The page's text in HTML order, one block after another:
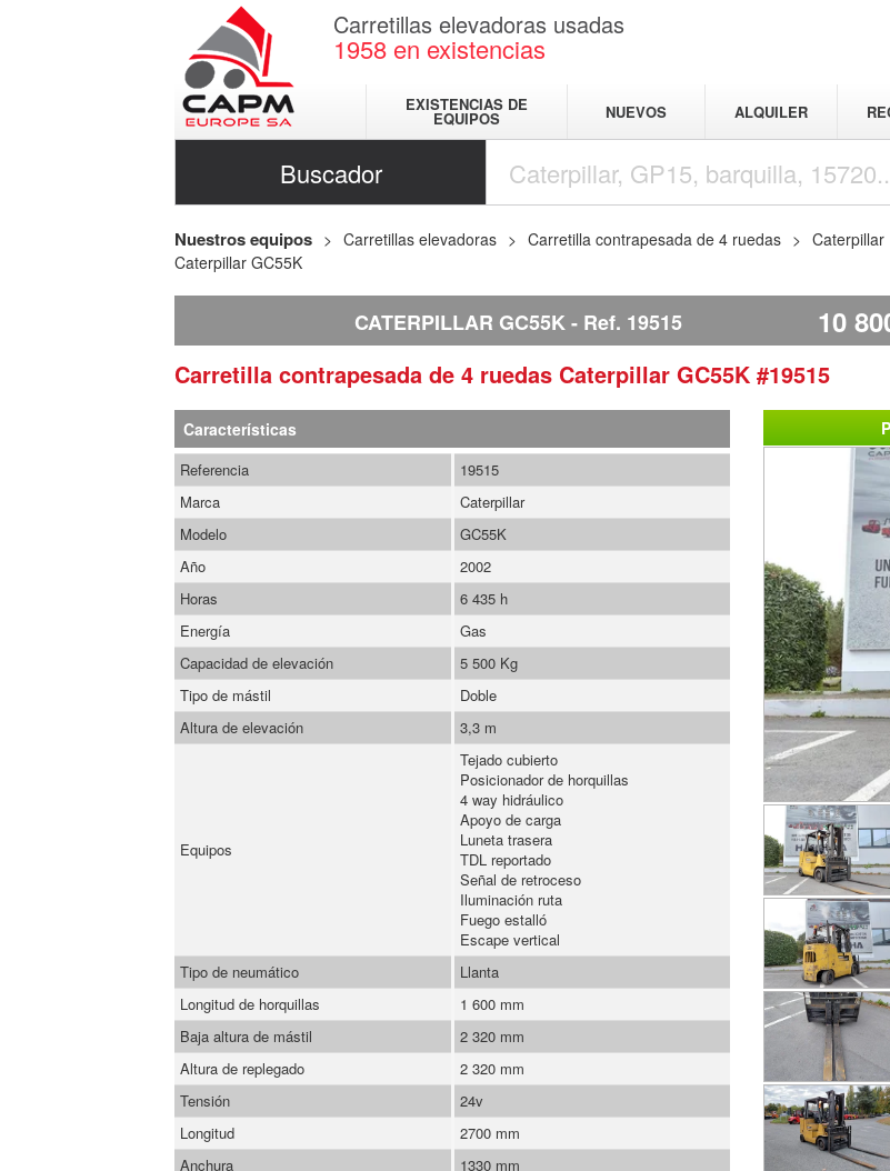
Carretillas elevadoras usadas
1958 en existencias
EXISTENCIAS DE
EQUIPOS NUEVOS ALQUILER
Buscador
Nuestros equipos Carretillas elevadoras Carretilla contrapesada de 4 ruedas Caterpillar
Caterpillar GC55K
CATERPILLAR GC55K Ref. 19515 10
Carretilla contrapesada de 4 ruedas Caterpillar GC55K #19515
Características
Referencia
19515
Marca
Caterpillar
Modelo
GC55K
Año
2002
Horas
6 435 h
Energía
Gas
Capacidad de elevación
5 500 Kg
Tipo de mástil
Doble
Altura de elevación
3,3 m
Equipos
Tejado cubierto
Posicionador de horquillas
4 way hidráulico
Apoyo de carga
Luneta trasera
TDL reportado
Señal de retroceso
Iluminación ruta
Fuego estalló
Escape vertical
Tipo de neumático
Llanta
Longitud de horquillas
1 600 mm
Baja altura de mástil
2 320 mm
Altura de replegado
2 320 mm
Tensión
24v
Longitud
2700 mm
Anchura
1330 mm